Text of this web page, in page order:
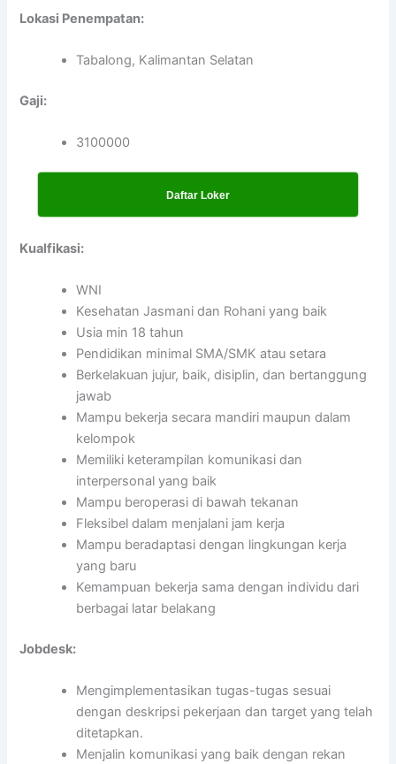
Lokasi Penempatan:
Tabalong, Kalimantan Selatan
Gaji:
3100000
Daftar Loker
Kualfikasi:
WNI
Kesehatan Jasmani dan Rohani yang baik
Usia min 18 tahun
Pendidikan minimal SMA/SMK atau setara
Berkelakuan jujur, baik, disiplin, dan bertanggung
jawab
Mampu bekerja secara mandiri maupun dalam
kelompok
Memiliki keterampilan komunikasi dan
interpersonal yang baik
Mampu beroperasi di bawah tekanan
Fleksibel dalam menjalani jam kerja
Mampu beradaptasi dengan lingkungan kerja
yang baru
Kemampuan bekerja sama dengan individu dari
berbagai latar belakang
Jobdesk:
Mengimplementasikan tugas-tugas sesuai
dengan deskripsi pekerjaan dan target yang telah
ditetapkan.
Menjalin komunikasi yang baik dengan rekan